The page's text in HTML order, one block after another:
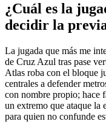
¿Cuál es la
decidir la
La jugada que más me
de Cruz Azul tras pase
Atlas roba con el bloque
centrales a defender
con nombre propio; hace
un extremo que ataque la
para quien no confunde